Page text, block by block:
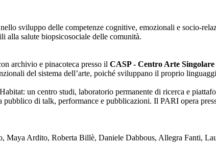
sviluppo delle competenze cognitive, emozionali e socio-
alla salute biopsicosociale delle comunità.
archivio e pinacoteca presso il CASP - Centro Arte
del sistema dell’arte, poiché sviluppano il proprio
un centro studi, laboratorio permanente di ricerca e
pubblico di talk, performance e pubblicazioni. Il PARI opera
Maya Ardito, Roberta Billè, Daniele Dabbous, Allegra Fanti,